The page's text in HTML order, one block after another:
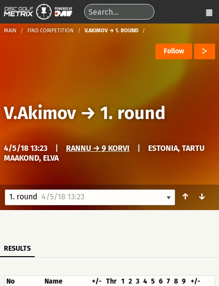
MAIN FIND COMPETITION V.AKIMOV → 1. ROUND
Follow
V.Akimov→ 1. round
4/5/18 13:23 RANNU → 9 KORVI
ESTONIA, TARTU
MAAKOND, ELVA
1. round 4/5/18 13:23 ↑ ↓
RESULTS
No Name +/- Thr 1 2 3 4 5 6 7 8 9 +/-